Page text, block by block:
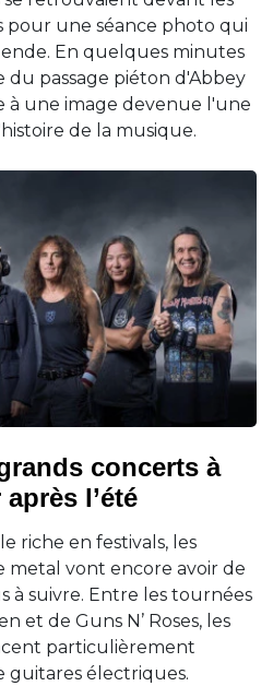
pour une séance photo qui
En quelques minutes
du passage piéton d'Abbey
à une image devenue l'une
de la musique.
concerts à
l’été
riche en festivals, les
metal vont encore avoir de
à suivre. Entre les tournées
et de Guns N’ Roses, les
particulièrement
guitares électriques.